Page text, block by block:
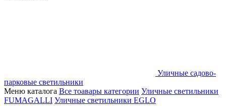
Уличные садово-
парковые светильники
Меню каталога Все тоавары категории Уличные светильники
FUMAGALLI Уличные светильники EGLO